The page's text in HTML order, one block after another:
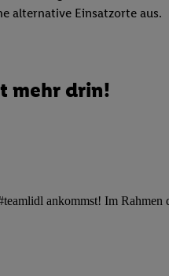
alternative Einsatzorte aus.
mehr drin!
ankommst! Im Rahmen
(„consenthub“)
oder
Klick auf
sämtlicher genannten
Gewährleistung der